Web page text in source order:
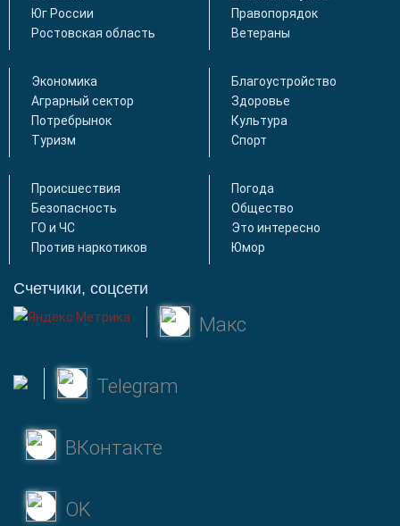
Юг России
Ростовская область
Правопорядок
Ветераны
Экономика
Аграрный сектор
Потребрынок
Туризм
Благоустройство
Здоровье
Культура
Спорт
Происшествия
Безопасность
ГО и ЧС
Против наркотиков
Погода
Общество
Это интересно
Юмор
Счетчики, соцсети
Макс
Telegram
ВКонтакте
OK